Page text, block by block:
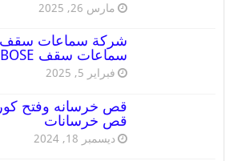
مارس 26, 2025
سماعات سقف BOSE أصلية
فبراير 5, 2025
قص خرسانات
ديسمبر 18, 2024